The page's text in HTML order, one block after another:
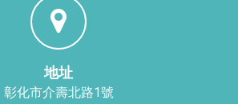
地址
彰化市介壽北路1號